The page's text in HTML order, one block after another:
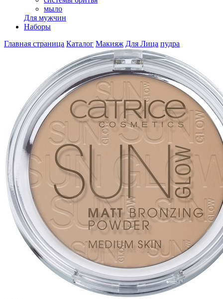
мыло
Для мужчин
Наборы
Главная страница Каталог Макияж Для Лица пудра